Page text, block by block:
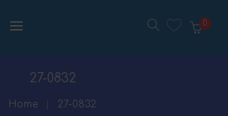
27-0832
Home 27-0832